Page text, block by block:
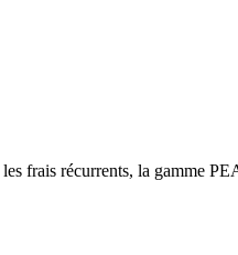
frais récurrents, la gamme